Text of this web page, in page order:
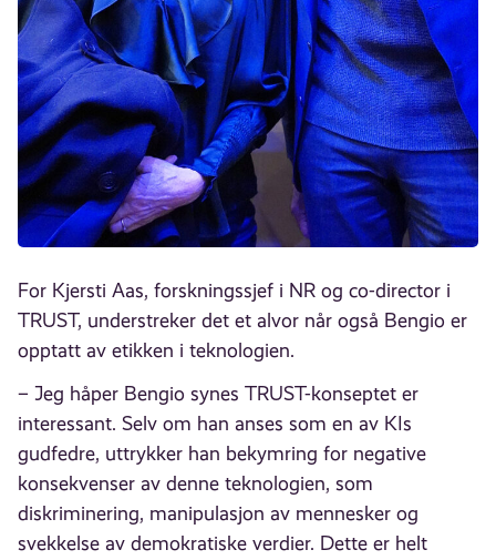
For Kjersti Aas, forskningssjef i NR og co-director i
TRUST, understreker det et alvor når også Bengio er
opptatt av etikken i teknologien.
– Jeg håper Bengio synes TRUST-konseptet er
interessant. Selv om han anses som en av KIs
gudfedre, uttrykker han bekymring for negative
konsekvenser av denne teknologien, som
diskriminering, manipulasjon av mennesker og
svekkelse av demokratiske verdier. Dette er helt